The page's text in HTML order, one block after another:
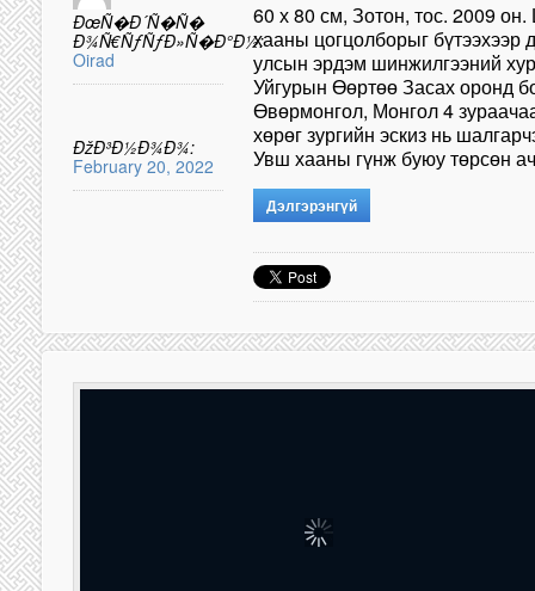
ÐœÑ�Ð´Ñ�Ñ�
Ð¾Ñ€ÑƒÑƒÐ»Ñ�Ð°Ð½:
Oirad
ÐžÐ³Ð½Ð¾Ð¾:
February 20, 2022
60 х 80 см, Зотон, тос. 2009
хааны цогцолборыг бүтээхээр
улсын эрдэм шинжилгээний
Уйгурын Өөртөө Засах оронд
Өвөрмонгол, Монгол 4
хөрөг зургийн эскиз нь
Увш хааны гүнж буюу төрсөн
Дэлгэрэнгүй